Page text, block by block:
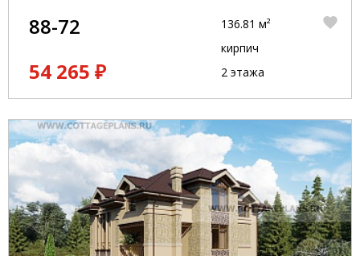
88-72
54 265 ₽
136.81 м²
кирпич
2 этажа